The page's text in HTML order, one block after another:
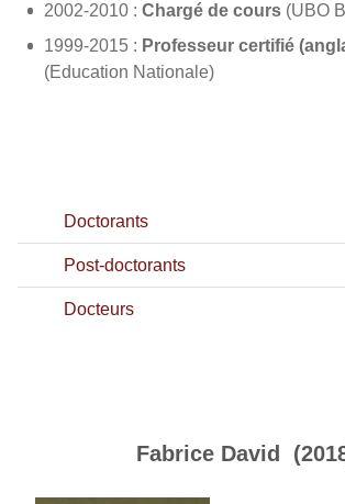
2002-2010 : Chargé de cours (UBO
1999-2015 : Professeur certifié
(Education Nationale)
Doctorants
Post-doctorants
Docteurs
Fabrice David